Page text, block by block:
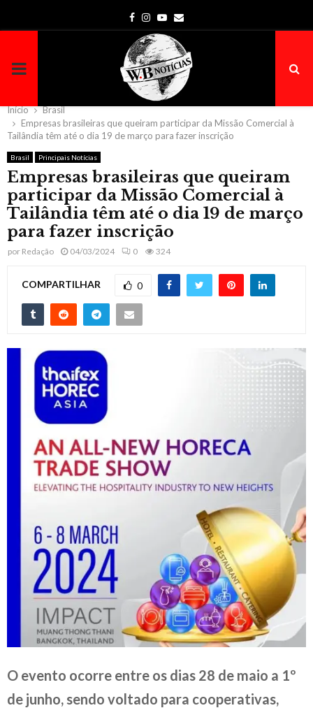
Facebook
Instagram
Youtube
Email
PRIMARY
MENU
Início
Brasil
Empresas brasileiras que queiram participar da Missão Comercial à
Tailândia têm até o dia 19 de março para fazer inscrição
Brasil Principais Notícias
Empresas brasileiras que queiram
participar da Missão Comercial à
Tailândia têm até o dia 19 de março
para fazer inscrição
por Redação 04/03/2024 0 324
COMPARTILHAR 0
O evento ocorre entre os dias 28 de maio a 1º
de junho, sendo voltado para cooperativas,